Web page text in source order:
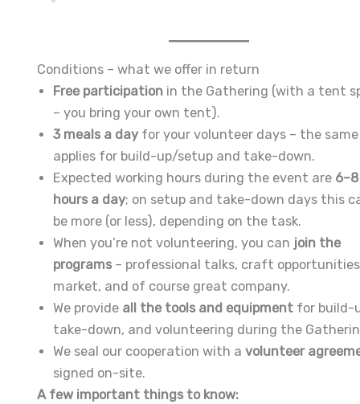
Conditions – what we offer in return
Free participation in the Gathering (with a tent
– you bring your own tent).
3 meals a day for your volunteer days – the same
applies for build-up/setup and take-down.
Expected working hours during the event are 6–8
hours a day; on setup and take-down days this
be more (or less), depending on the task.
When you’re not volunteering, you can join the
programs – professional talks, craft
market, and of course great company.
We provide all the tools and equipment for build-
take-down, and volunteering during the
We seal our cooperation with avolunteer
signed on-site.
A few important things to know: